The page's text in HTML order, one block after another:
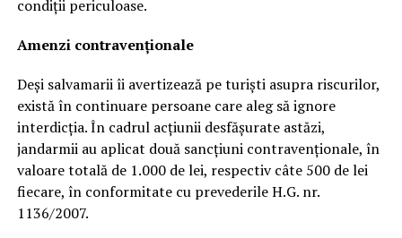
condiții periculoase.
Amenzi contravenționale
Deși salvamarii îi avertizează pe turiști asupra riscurilor,
există în continuare persoane care aleg să ignore
interdicția. În cadrul acțiunii desfășurate astăzi,
jandarmii au aplicat două sancțiuni contravenționale, în
valoare totală de 1.000 de lei, respectiv câte 500 de lei
fiecare, în conformitate cu prevederile H.G. nr.
1136/2007.